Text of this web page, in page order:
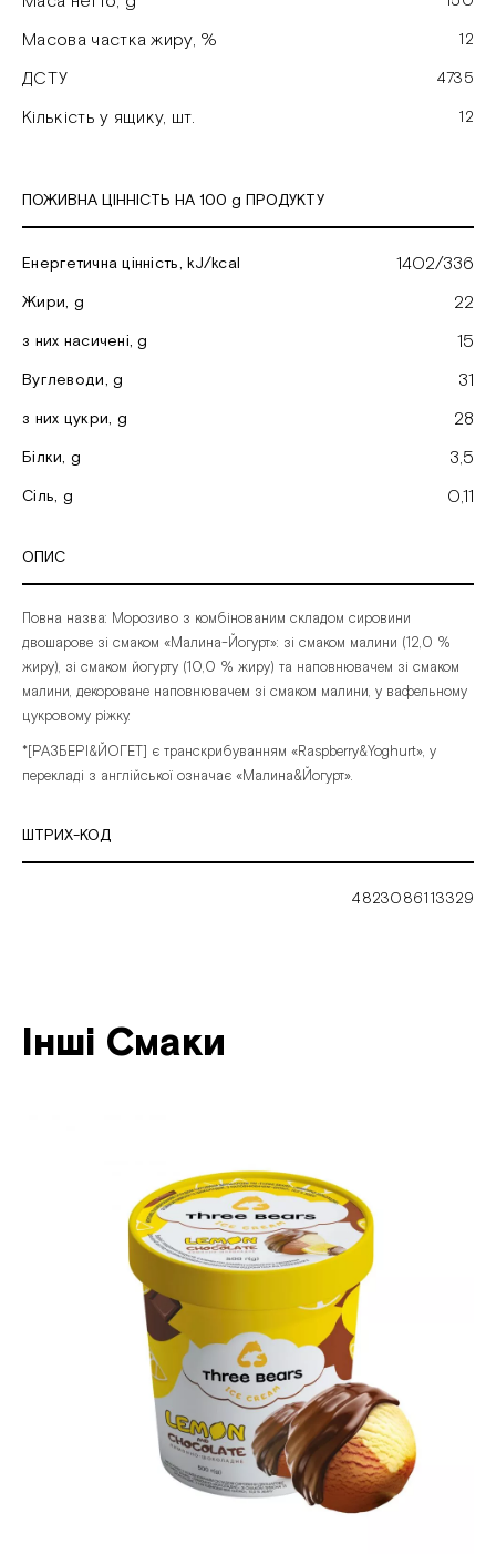
Масова частка жиру, % 12
ДСТУ 4735
Кількість у ящику, шт. 12
ПОЖИВНА ЦІННІСТЬ НА 100 g ПРОДУКТУ
Енергетична цінність, kJ/kcal 1402/336
Жири, g 22
з них насичені, g 15
Вуглеводи, g 31
з них цукри, g 28
Білки, g 3,5
Cіль, g 0,11
ОПИС
Повна назва: Морозиво з комбінованим складом сировини
двошарове зі смаком «Малина-Йогурт»: зі смаком малини (12,0 %
жиру), зі смаком йогурту (10,0 % жиру) та наповнювачем зі смаком
малини, декороване наповнювачем зі смаком малини, у вафельному
цукровому ріжку.
*[РАЗБЕРІ&ЙОГЕТ] є транскрибуванням «Raspberry&Yoghurt», у
перекладі з англійської означає «Малина&Йогурт».
ШТРИХ-КОД
4823086113329
Інші Смаки